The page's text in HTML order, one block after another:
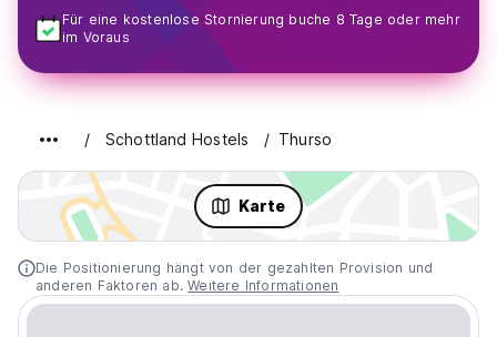
Für eine kostenlose Stornierung buche 8 Tage oder mehr
im Voraus
Schottland Hostels Thurso
Karte
Die Positionierung hängt von der gezahlten Provision und
anderen Faktoren ab.Weitere Informationen